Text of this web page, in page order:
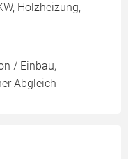
Holzheizung,
/ Einbau,
Abgleich